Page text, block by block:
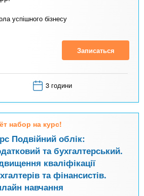
успішного бізнесу
Записаться
3 години
набор на курс!
Подвійний облік:
та бухгалтерський.
кваліфікації
та фінансистів.
навчання